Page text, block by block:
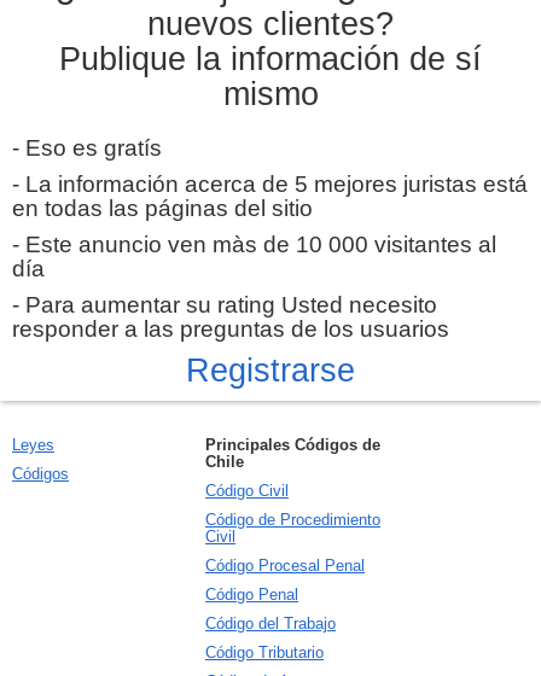
nuevos clientes?
Publique la información de sí
mismo
- Eso es gratís
- La información acerca de 5 mejores juristas está
en todas las páginas del sitio
- Este anuncio ven màs de 10 000 visitantes al
día
- Para aumentar su rating Usted necesito
responder a las preguntas de los usuarios
Registrarse
Leyes
Códigos
Principales Códigos de
Chile
Código Civil
Código de Procedimiento
Civil
Código Procesal Penal
Código Penal
Código del Trabajo
Código Tributario